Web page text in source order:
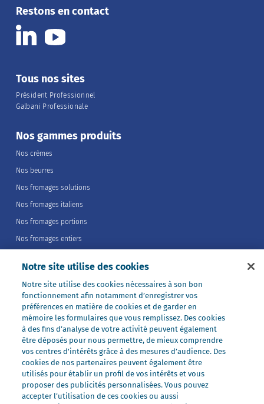
Restons en contact
Tous nos sites
Président Professionnel
Galbani Professionale
Nos gammes produits
Nos crèmes
Nos beurres
Nos fromages solutions
Nos fromages italiens
Nos fromages portions
Nos fromages entiers
Nos laits
Nos marques
Président Professionnel
Galbani Professionale
Lactel Professionnel
Société Professionnel
Salakis Professionnel
Notre site utilise des cookies
Notre site utilise des cookies nécessaires à son bon
fonctionnement afin notamment d’enregistrer vos
préférences en matière de cookies et de garder en
mémoire les formulaires que vous remplissez. Des cookies
à des fins d’analyse de votre activité peuvent également
être déposés pour nous permettre, de mieux comprendre
vos centres d'intérêts grâce à des mesures d’audience. Des
cookies de nos partenaires peuvent également être
utilisés pour établir un profil de vos intérêts et vous
proposer des publicités personnalisées. Vous pouvez
accepter l’utilisation de ces cookies ou aussi